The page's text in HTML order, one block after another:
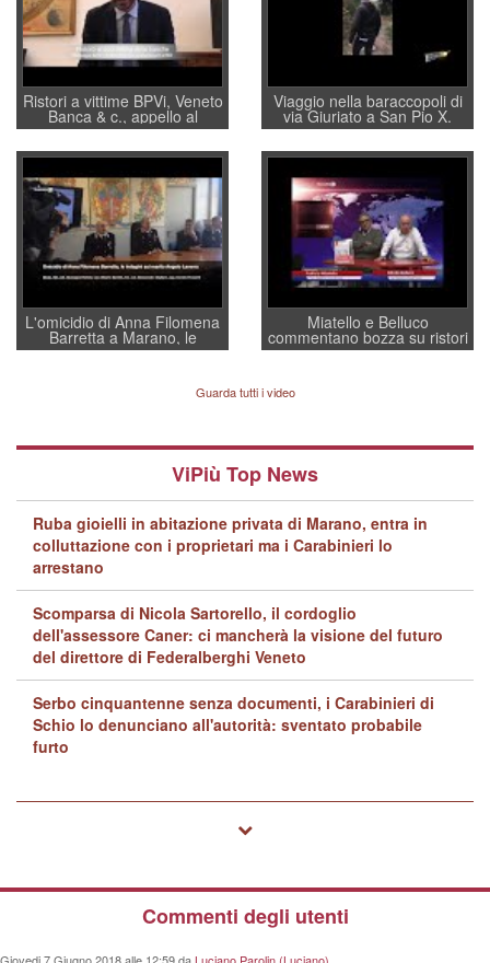
Ristori a vittime BPVi, Veneto
Banca & c., appello al
sottosegretario Alessio
Villarosa: per mettere ordine
convochi con Di Maio CNCU
a supporto della cabina di
regia al Mef
Viaggio nella baraccopoli di
via Giuriato a San Pio X.
Vicenza ai Vicentini: “faremo
un regalo di Natale ai
residenti”
L'omicidio di Anna Filomena
Barretta a Marano, le
indagini dei carabinieri di
quelle di... Barbara D'Urso
Miatello e Belluco
commentano bozza su ristori
BPVi e Veneto Banca
Guarda tutti i video
ViPiù Top News
Ruba gioielli in abitazione privata di Marano, entra in
colluttazione con i proprietari ma i Carabinieri lo
arrestano
Scomparsa di Nicola Sartorello, il cordoglio
dell'assessore Caner: ci mancherà la visione del futuro
del direttore di Federalberghi Veneto
Serbo cinquantenne senza documenti, i Carabinieri di
Schio lo denunciano all'autorità: sventato probabile
furto
Commenti degli utenti
Giovedi 7 Giugno 2018 alle 12:59 daLuciano Parolin (Luciano)